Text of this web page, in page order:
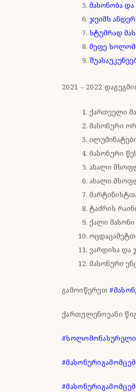
მასონობა
ჯეიმს
სტუმრად
მეფე
2021 – 2022
ქართველი
მასონური
მასონური
ახალი
ახალი
ტაძრის
ქალი მასონი
ვარდისა და
მასონური
გამოიწერეთ
ქართულენოვანი
#სოლომონასურელი